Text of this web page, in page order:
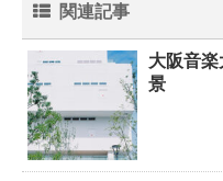
関連記事
大阪音
景